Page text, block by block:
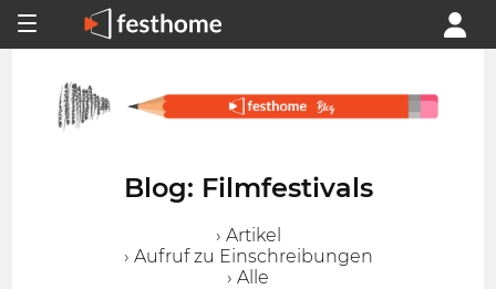
Blog: Filmfestivals
› Artikel
› Aufruf zu Einschreibungen
› Alle